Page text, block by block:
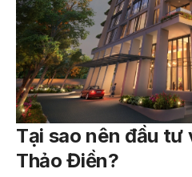
Tại sao nên đầu tư
Thảo Điền?